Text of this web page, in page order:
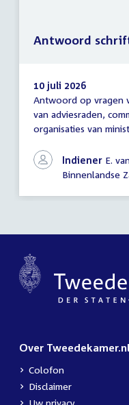
Antwoord
schriftelijke
vragen
10 juli 2026
Antwoord op vragen
van adviesraden,
organisaties van
Indiener E.
Binnenlandse
Antwoord
Over
Colofon
Disclaimer
Uw privacy